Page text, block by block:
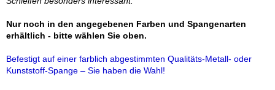
Nur noch in den angegebenen Farben und Spangenarten
erhältlich - bitte wählen Sie oben.
Befestigt auf einer farblich abgestimmten Qualitäts-Metall- oder
Kunststoff-Spange – Sie haben die Wahl!